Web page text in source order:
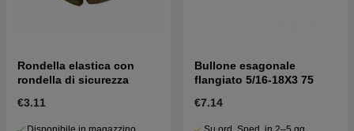
Rondella elastica con
rondella di sicurezza
€3.11
Bullone esagonale
flangiato 5/16-18X3 75
€7.14